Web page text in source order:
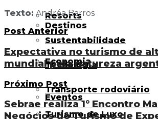
Resorts
Sustentabilidade
Tecnologia
Transporte rodoviário
Turismo de Luxo
Destinos
Economia
Eventos
Texto: Andréa Barros
Post Anterior
Expectativa no turismo de
mundial pela natureza
Próximo Post
Sebrae realiza 1° Encontro
Negócios do Turismo de